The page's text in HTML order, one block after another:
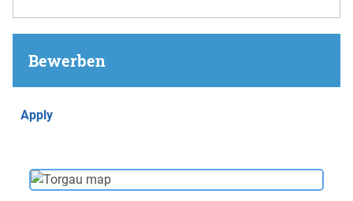
Bewerben
Apply